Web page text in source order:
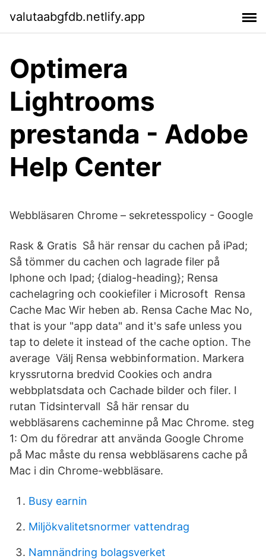
valutaabgfdb.netlify.app
Optimera
Lightrooms
prestanda - Adobe
Help Center
Webbläsaren Chrome – sekretesspolicy - Google
Rask & Gratis Så här rensar du cachen på iPad;
Så tömmer du cachen och lagrade filer på
Iphone och Ipad; {dialog-heading}; Rensa
cachelagring och cookiefiler i Microsoft Rensa
Cache Mac Wir heben ab. Rensa Cache Mac No,
that is your "app data" and it's safe unless you
tap to delete it instead of the cache option. The
average Välj Rensa webbinformation. Markera
kryssrutorna bredvid Cookies och andra
webbplatsdata och Cachade bilder och filer. I
rutan Tidsintervall Så här rensar du
webbläsarens cacheminne på Mac Chrome. steg
1: Om du föredrar att använda Google Chrome
på Mac måste du rensa webbläsarens cache på
Mac i din Chrome-webbläsare.
Busy earnin
Miljökvalitetsnormer vattendrag
Namnändring bolagsverket